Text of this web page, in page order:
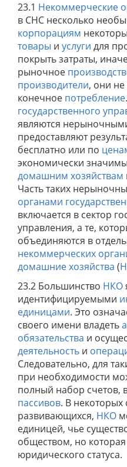
23.1 Некоммерческие
в СНС несколько
корпорациям
товары и услуги для
покрыть затраты,
рыночное
производители, они не
конечное потребление
государственного
являются
предоставляют
бесплатно или по
экономически
домашним хозяйствам
Часть таких
органами
включается в сектор
управления, а те,
объединяются в
некоммерческих
домашние хозяйства (
23.2 Большинство НКО
идентифицируемыми
единицами. Это
своего имени владеть
обязательства и
деятельность и
Следовательно, для
при необходимости
полный набор счетов,
пассивов. В некоторых
развивающихся, НКО
единицей, чье
обществом, но
юридического статуса.